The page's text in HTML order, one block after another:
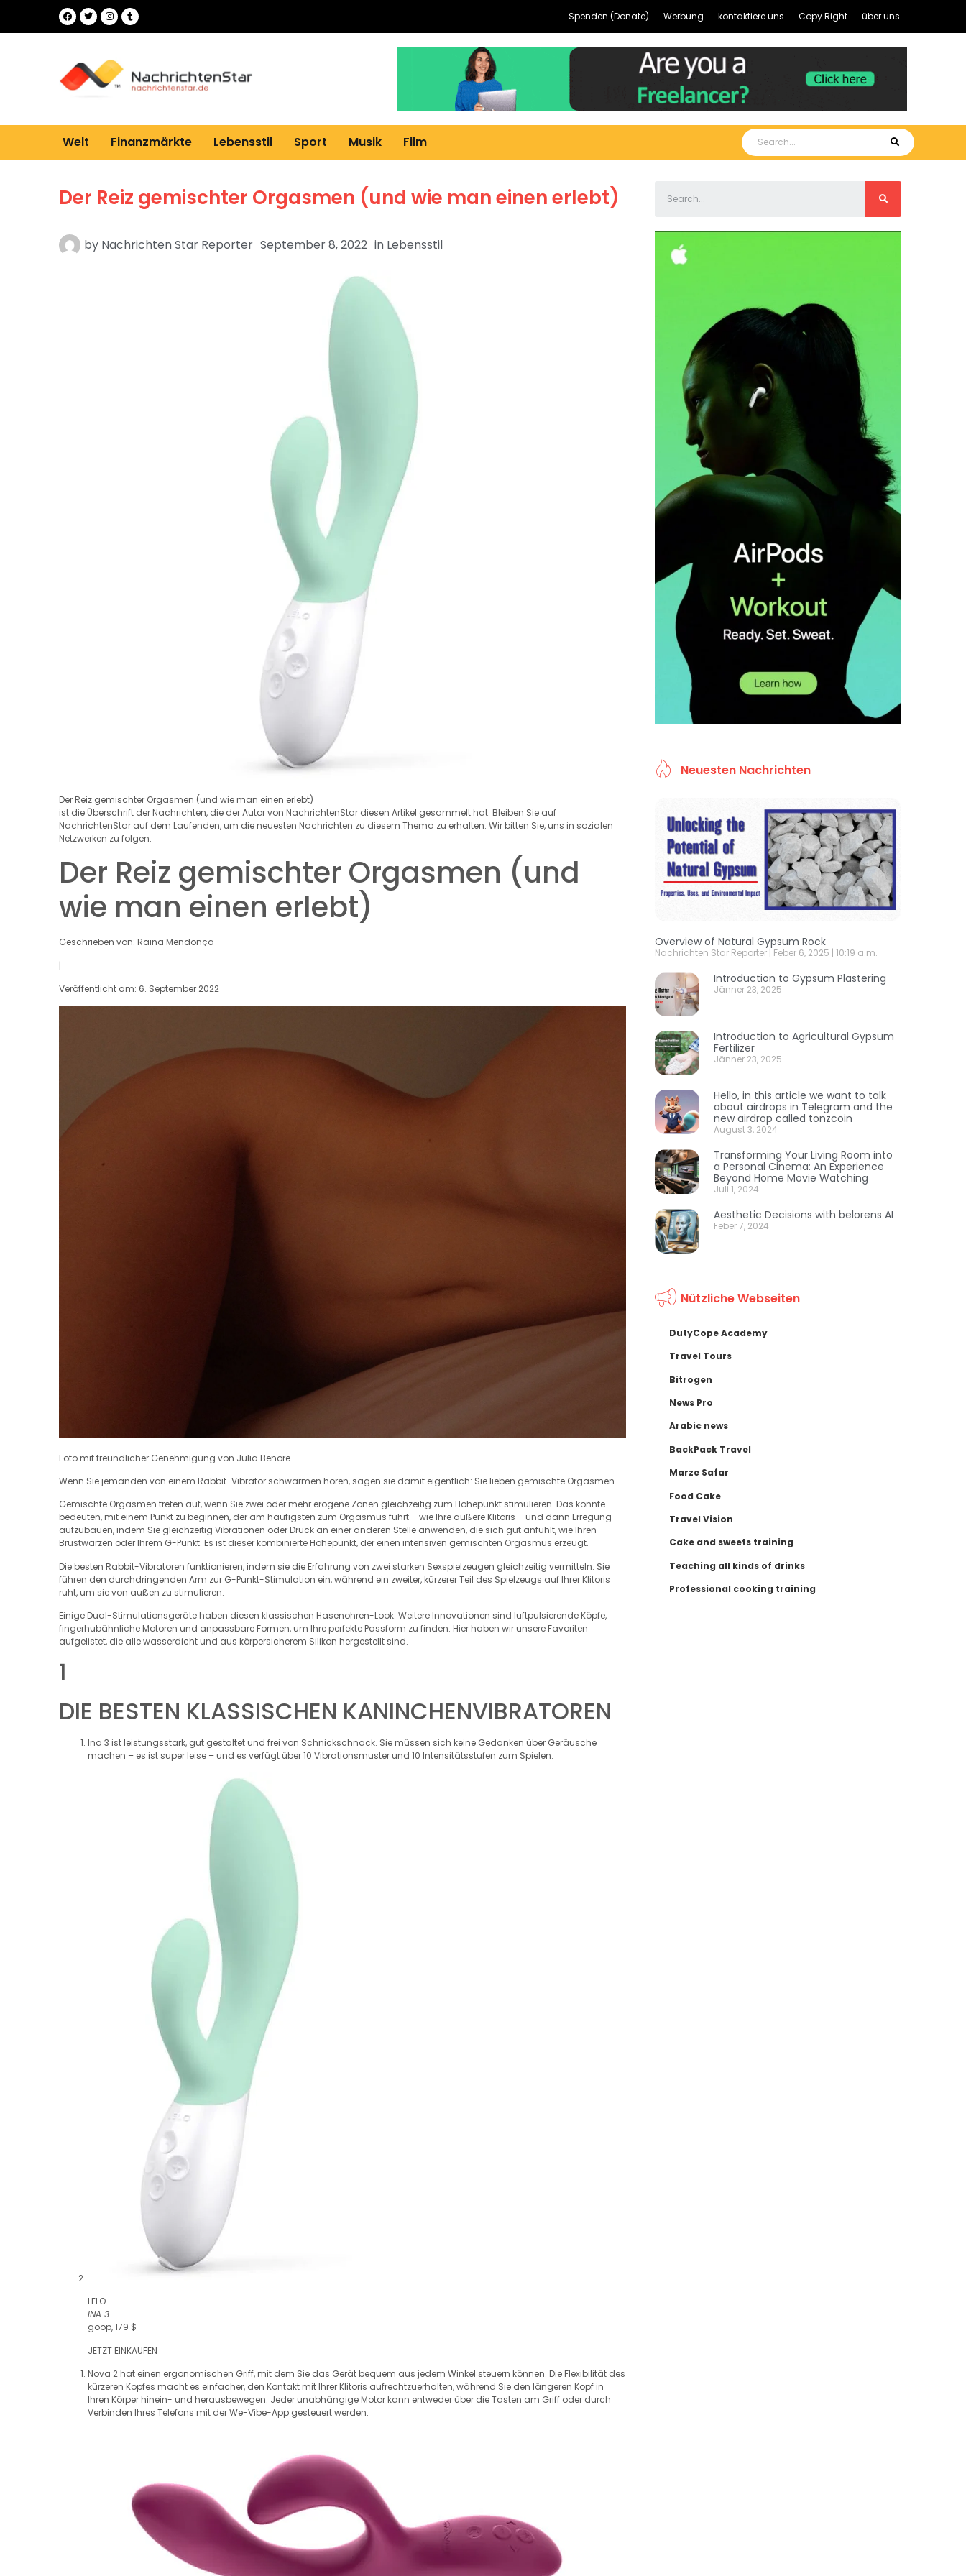
Spenden (Donate) Werbung kontaktiere uns Copy Right über uns
Welt Finanzmärkte Lebensstil Sport Musik Film
Der Reiz gemischter Orgasmen (und wie man einen erlebt)
by Nachrichten Star Reporter September 8, 2022 in Lebensstil
Der Reiz gemischter Orgasmen (und wie man einen erlebt)
ist die Überschrift der Nachrichten, die der Autor von NachrichtenStar diesen Artikel gesammelt hat. Bleiben Sie auf
NachrichtenStar auf dem Laufenden, um die neuesten Nachrichten zu diesem Thema zu erhalten. Wir bitten Sie, uns in sozialen
Netzwerken zu folgen.
Der Reiz gemischter Orgasmen (und
wie man einen erlebt)
Geschrieben von: Raina Mendonça
|
Veröffentlicht am: 6. September 2022
Foto mit freundlicher Genehmigung von Julia Benore
Wenn Sie jemanden von einem Rabbit-Vibrator schwärmen hören, sagen sie damit eigentlich: Sie lieben gemischte Orgasmen.
Gemischte Orgasmen treten auf, wenn Sie zwei oder mehr erogene Zonen gleichzeitig zum Höhepunkt stimulieren. Das könnte
bedeuten, mit einem Punkt zu beginnen, der am häufigsten zum Orgasmus führt – wie Ihre äußere Klitoris – und dann Erregung
aufzubauen, indem Sie gleichzeitig Vibrationen oder Druck an einer anderen Stelle anwenden, die sich gut anfühlt, wie Ihren
Brustwarzen oder Ihrem G-Punkt. Es ist dieser kombinierte Höhepunkt, der einen intensiven gemischten Orgasmus erzeugt.
Die besten Rabbit-Vibratoren funktionieren, indem sie die Erfahrung von zwei starken Sexspielzeugen gleichzeitig vermitteln. Sie
führen den durchdringenden Arm zur G-Punkt-Stimulation ein, während ein zweiter, kürzerer Teil des Spielzeugs auf Ihrer Klitoris
ruht, um sie von außen zu stimulieren.
Einige Dual-Stimulationsgeräte haben diesen klassischen Hasenohren-Look. Weitere Innovationen sind luftpulsierende Köpfe,
fingerhubähnliche Motoren und anpassbare Formen, um Ihre perfekte Passform zu finden. Hier haben wir unsere Favoriten
aufgelistet, die alle wasserdicht und aus körpersicherem Silikon hergestellt sind.
1
DIE BESTEN KLASSISCHEN KANINCHENVIBRATOREN
Ina 3 ist leistungsstark, gut gestaltet und frei von Schnickschnack. Sie müssen sich keine Gedanken über Geräusche
machen – es ist super leise – und es verfügt über 10 Vibrationsmuster und 10 Intensitätsstufen zum Spielen.
LELO
INA 3
goop, 179 $
JETZT EINKAUFEN
Nova 2 hat einen ergonomischen Griff, mit dem Sie das Gerät bequem aus jedem Winkel steuern können. Die Flexibilität des
kürzeren Kopfes macht es einfacher, den Kontakt mit Ihrer Klitoris aufrechtzuerhalten, während Sie den längeren Kopf in
Ihren Körper hinein- und herausbewegen. Jeder unabhängige Motor kann entweder über die Tasten am Griff oder durch
Verbinden Ihres Telefons mit der We-Vibe-App gesteuert werden.
Neuesten Nachrichten
Overview of Natural Gypsum Rock
Nachrichten Star Reporter Feber 6, 2025 10:19 a.m.
Introduction to Gypsum Plastering
Jänner 23, 2025
Introduction to Agricultural Gypsum
Fertilizer
Jänner 23, 2025
Hello, in this article we want to talk
about airdrops in Telegram and the
new airdrop called tonzcoin
August 3, 2024
Transforming Your Living Room into
a Personal Cinema: An Experience
Beyond Home Movie Watching
Juli 1, 2024
Aesthetic Decisions with belorens AI
Feber 7, 2024
Nützliche Webseiten
DutyCope Academy
Travel Tours
Bitrogen
News Pro
Arabic news
BackPack Travel
Marze Safar
Food Cake
Travel Vision
Cake and sweets training
Teaching all kinds of drinks
Professional cooking training